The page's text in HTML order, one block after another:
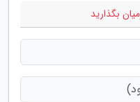
بگذارید